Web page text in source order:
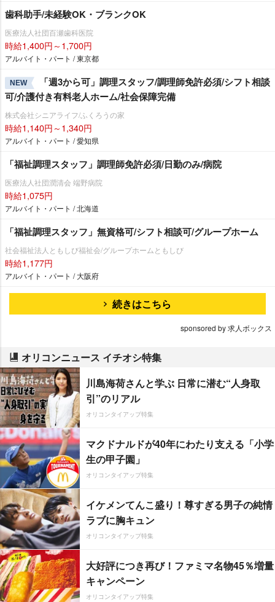
歯科助手/未経験OK・ブランクOK
医療法人社団百瀬歯科医院
時給1,400円～1,700円
アルバイト・パート / 東京都
NEW
「週3から可」調理スタッフ/調理師免許必須/シフト相談
可/介護付き有料老人ホーム/社会保障完備
株式会社シニアライフ/ふくろうの家
時給1,140円～1,340円
アルバイト・パート / 愛知県
「福祉調理スタッフ」調理師免許必須/日勤のみ/病院
医療法人社団潤清会 端野病院
時給1,075円
アルバイト・パート / 北海道
「福祉調理スタッフ」無資格可/シフト相談可/グループホーム
社会福祉法人ともしび福祉会/グループホームともしび
時給1,177円
アルバイト・パート / 大阪府
続きはこちら
sponsored by 求人ボックス
オリコンニュース イチオシ特集
川島海荷さんと学ぶ 日常に潜む“人身取
引”のリアル
オリコンタイアップ特集
マクドナルドが40年にわたり支える「小学
生の甲子園」
オリコンタイアップ特集
イケメンてんこ盛り！尊すぎる男子の純情
ラブに胸キュン
オリコンタイアップ特集
大好評につき再び！ファミマ名物45％増量
キャンペーン
オリコンタイアップ特集